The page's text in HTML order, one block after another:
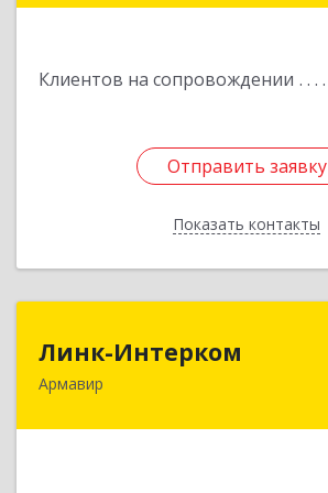
Клиентов на сопровождении
Отправить заявку
Показать контакты
Отправить заявку
Назад
Линк-Интерком
Армавир